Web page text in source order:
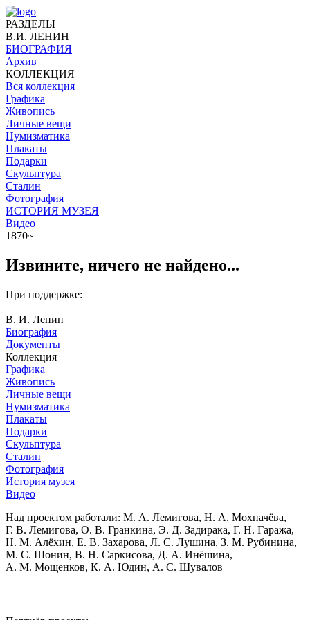
РАЗДЕЛЫ
В.И. ЛЕНИН
БИОГРАФИЯ
Архив
КОЛЛЕКЦИЯ
Вся коллекция
Графика
Живопись
Личные вещи
Нумизматика
Плакаты
Подарки
Скульптура
Сталин
Фотография
ИСТОРИЯ МУЗЕЯ
Видео
1870~
Извините, ничего не найдено...
При поддержке:
В. И. Ленин
Биография
Документы
Коллекция
Графика
Живопись
Личные вещи
Нумизматика
Плакаты
Подарки
Скульптура
Сталин
Фотография
История музея
Видео
Над проектом работали: М. А. Лемигова, Н. А. Мохначёва,
Г. В. Лемигова, О. В. Гранкина, Э. Д. Задирака, Г. Н. Гаража,
Н. М. Алёхин, Е. В. Захарова, Л. С. Лушина, З. М. Рубинина,
М. С. Шонин, В. Н. Саркисова, Д. А. Инёшина,
А. М. Мощенков, К. А. Юдин, А. С. Шувалов